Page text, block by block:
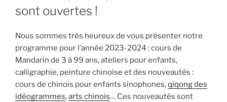
sont ouvertes !
Nous sommes très heureux de vous présenter notre
programme pour l’année 2023-2024 : cours de
Mandarin de 3 à 99 ans, ateliers pour enfants,
calligraphie, peinture chinoise et des nouveautés :
cours de chinois pour enfants sinophones,qiqong des
idéogrammes,arts chinois… Ces nouveautés sont